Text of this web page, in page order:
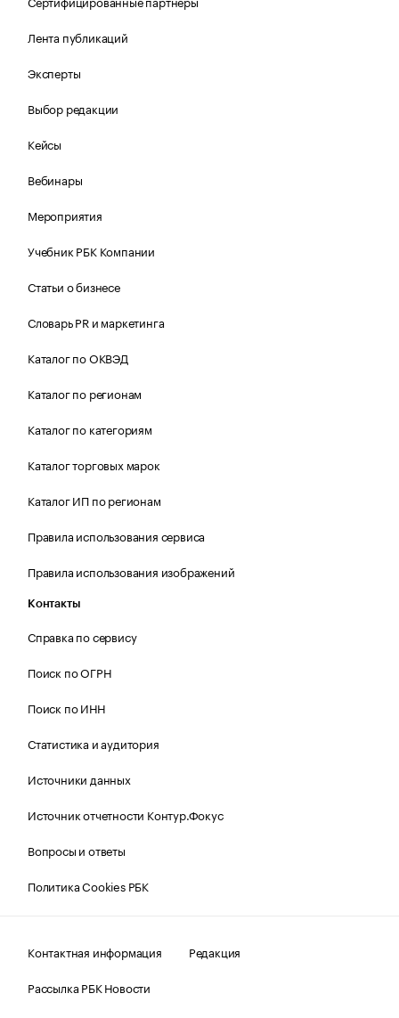
Лента публикаций
Эксперты
Выбор редакции
Кейсы
Вебинары
Мероприятия
Учебник РБК Компании
Статьи о бизнесе
Словарь PR и маркетинга
Каталог по ОКВЭД
Каталог по регионам
Каталог по категориям
Каталог торговых марок
Каталог ИП по регионам
Правила использования сервиса
Правила использования изображений
Контакты
Справка по сервису
Поиск по ОГРН
Поиск по ИНН
Статистика и аудитория
Источники данных
Источник отчетности Контур.Фокус
Вопросы и ответы
Политика Cookies РБК
Контактная информация
Редакция
Рассылка РБК Новости